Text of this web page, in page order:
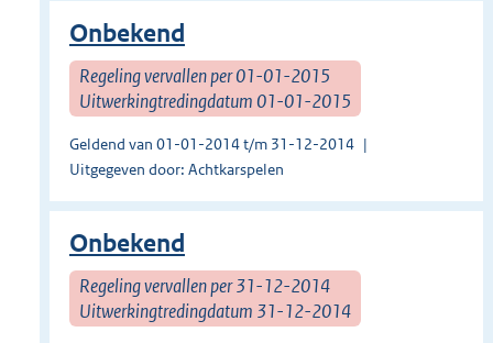
Onbekend
Regeling vervallen per 01-01-2015
Uitwerkingtredingdatum 01-01-2015
Geldend van 01-01-2014 t/m 31-12-2014
Uitgegeven door: Achtkarspelen
Onbekend
Regeling vervallen per 31-12-2014
Uitwerkingtredingdatum 31-12-2014